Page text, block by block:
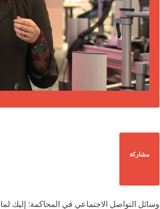
مشاركة
وسائل التواصل الاجتماعي في المحاكمة: إليك